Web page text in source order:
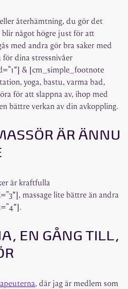
återhämtning, du gör det
något högre just för att
med andra gör bra saker med
dina stressnivåer
& [cm_simple_footnote
yoga, bastu, varma bad,
för att slappna av, ihop med
bättre verkan av din avkoppling.
ÄR ÄNNU
är kraftfulla
massage lite bättre än andra
EN GÅNG TILL,
, där jag är medlem som